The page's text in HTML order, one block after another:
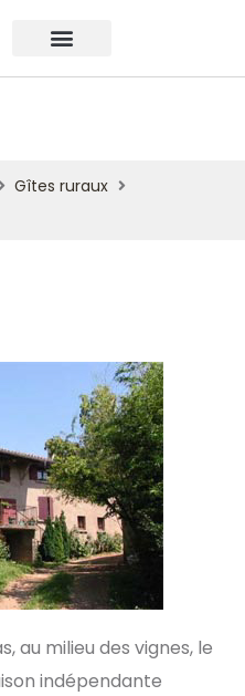
Gîtes ruraux
au milieu des vignes, le
indépendante